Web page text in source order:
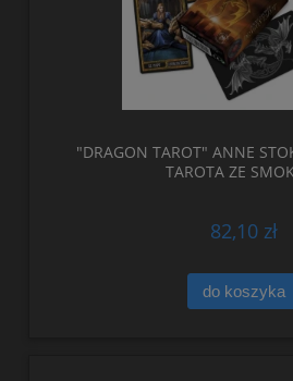
"DRAGON TAROT" ANNE
TAROTA ZE
82,10 zł
do koszyka